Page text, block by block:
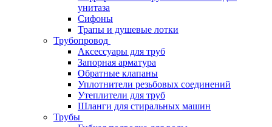
унитаза
Сифоны
Трапы и душевые лотки
Трубопровод
Аксессуары для труб
Запорная арматура
Обратные клапаны
Уплотнители резьбовых соединений
Утеплители для труб
Шланги для стиральных машин
Трубы